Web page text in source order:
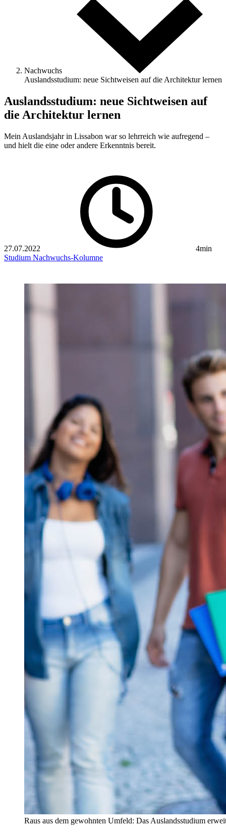
Nachwuchs
Auslandsstudium: neue Sichtweisen auf die Architektur lernen
Auslandsstudium: neue Sichtweisen auf
die Architektur lernen
Mein Auslandsjahr in Lissabon war so lehrreich wie aufregend –
und hielt die eine oder andere Erkenntnis bereit.
27.07.2022
4min
Studium Nachwuchs-Kolumne
Raus aus dem gewohnten Umfeld: Das Auslandsstudium